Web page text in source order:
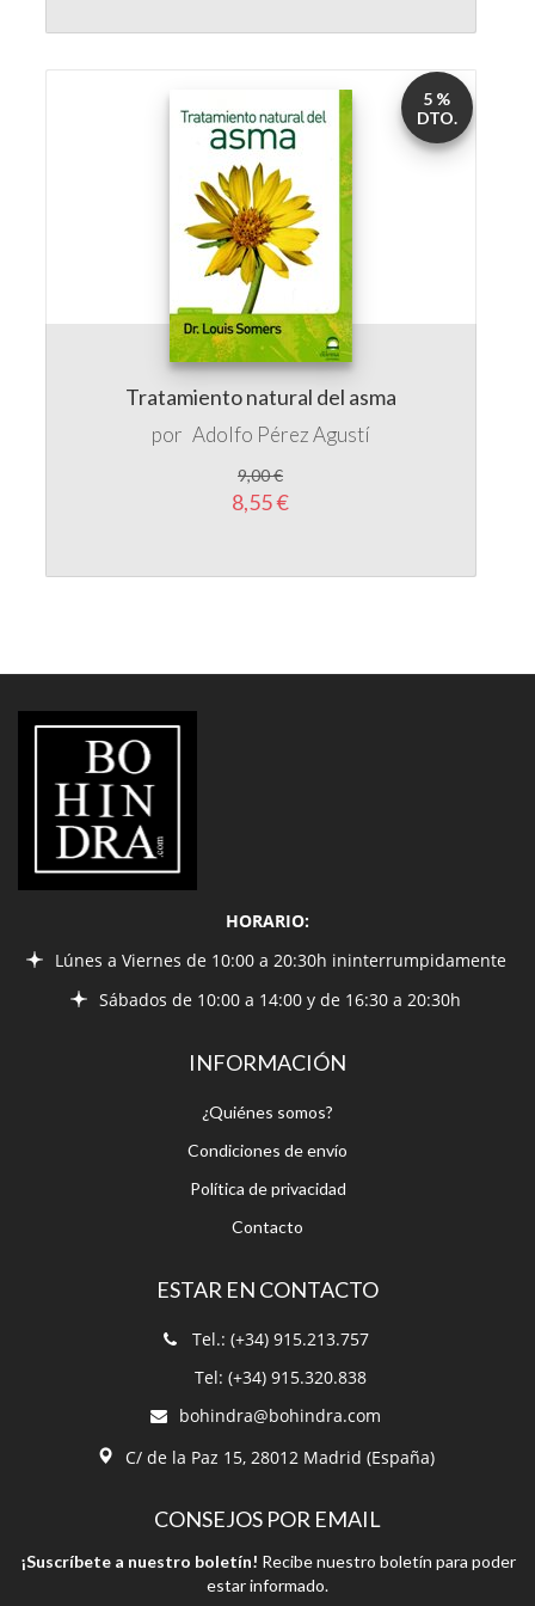
Tratamiento natural del asma
por Adolfo Pérez Agustí
9,00 €
8,55 €
5 %
DTO.
LIBRERÍA
BOHINDRA
HORARIO:
Lúnes a Viernes de 10:00 a 20:30h ininterrumpidamente
Sábados de 10:00 a 14:00 y de 16:30 a 20:30h
INFORMACIÓN
¿Quiénes somos?
Condiciones de envío
Política de privacidad
Contacto
ESTAR EN CONTACTO
Tel.: (+34) 915.213.757
Tel: (+34) 915.320.838
bohindra@bohindra.com
C/ de la Paz 15, 28012 Madrid (España)
CONSEJOS POR EMAIL
¡Suscríbete a nuestro boletín! Recibe nuestro boletín para poder
estar informado.